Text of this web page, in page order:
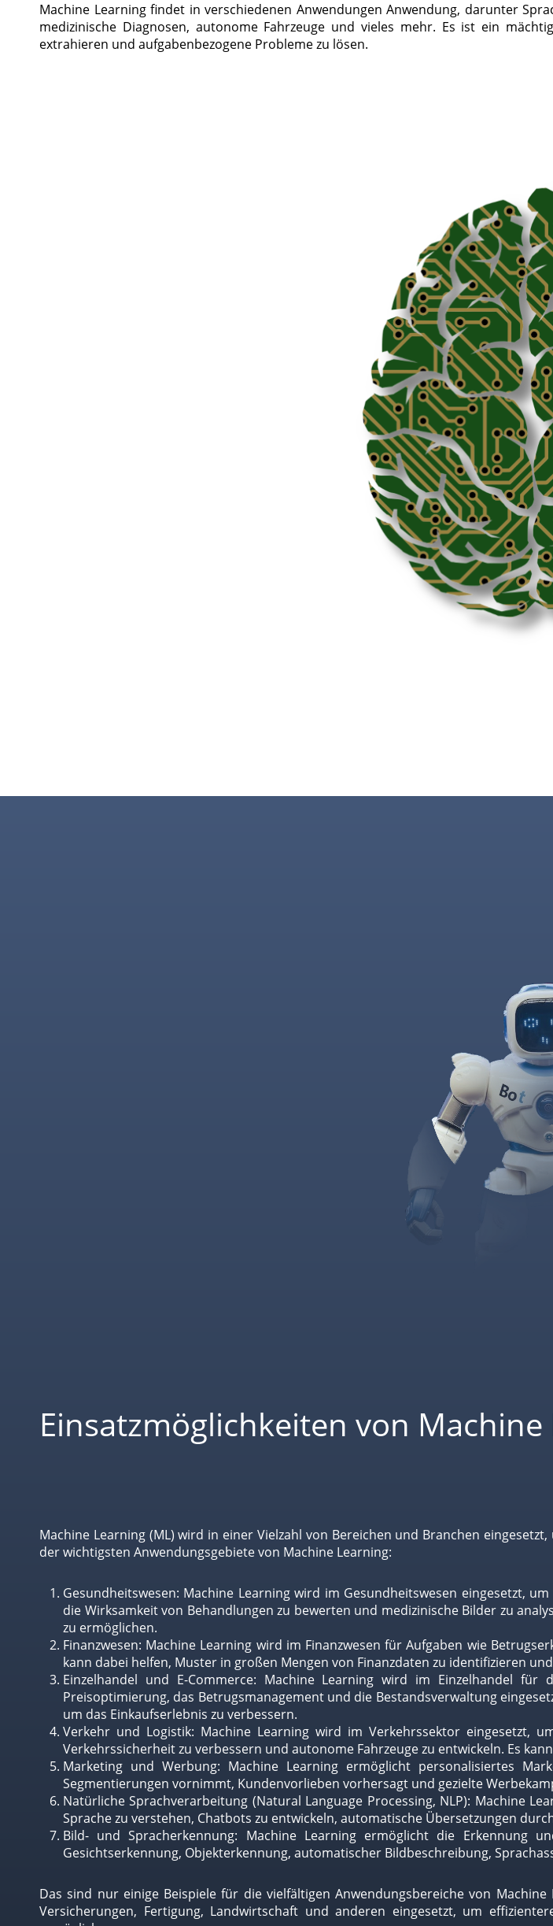
Machine Learning findet in verschiedenen Anwendungen Anwendung, darunter
medizinische Diagnosen, autonome Fahrzeuge und vieles mehr. Es ist ein
extrahieren und aufgabenbezogene Probleme zu lösen.
Einsatzmöglichkeiten von
Machine Learning (ML) wird in einer Vielzahl von Bereichen und Branchen
der wichtigsten Anwendungsgebiete von Machine Learning:
Gesundheitswesen: Machine Learning wird im Gesundheitswesen eingesetzt,
die Wirksamkeit von Behandlungen zu bewerten und medizinische Bilder zu
zu ermöglichen.
Finanzwesen: Machine Learning wird im Finanzwesen für Aufgaben wie
kann dabei helfen, Muster in großen Mengen von Finanzdaten zu identifizieren
Einzelhandel und E-Commerce: Machine Learning wird im Einzelhandel für
Preisoptimierung, das Betrugsmanagement und die Bestandsverwaltung
um das Einkaufserlebnis zu verbessern.
Verkehr und Logistik: Machine Learning wird im Verkehrssektor eingesetzt,
Verkehrssicherheit zu verbessern und autonome Fahrzeuge zu entwickeln. Es
Marketing und Werbung: Machine Learning ermöglicht personalisiertes
Segmentierungen vornimmt, Kundenvorlieben vorhersagt und gezielte
Natürliche Sprachverarbeitung (Natural Language Processing, NLP): Machine
Sprache zu verstehen, Chatbots zu entwickeln, automatische Übersetzungen
Bild- und Spracherkennung: Machine Learning ermöglicht die Erkennung
Gesichtserkennung, Objekterkennung, automatischer Bildbeschreibung,
Das sind nur einige Beispiele für die vielfältigen Anwendungsbereiche von
Versicherungen, Fertigung, Landwirtschaft und anderen eingesetzt, um